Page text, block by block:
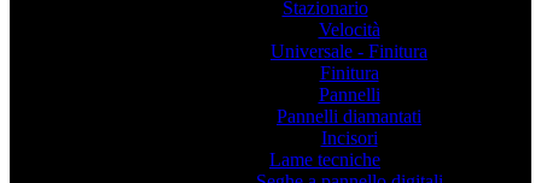
Stazionario
Velocità
Universale - Finitura
Finitura
Pannelli
Pannelli diamantati
Incisori
Lame tecniche